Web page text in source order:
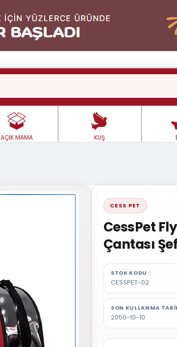
AÇIK MAMA KUŞ
CESS PET
CessPet
Çantası
STOK KODU
CESSPET-02
SON KULLANMA
2050-10-10